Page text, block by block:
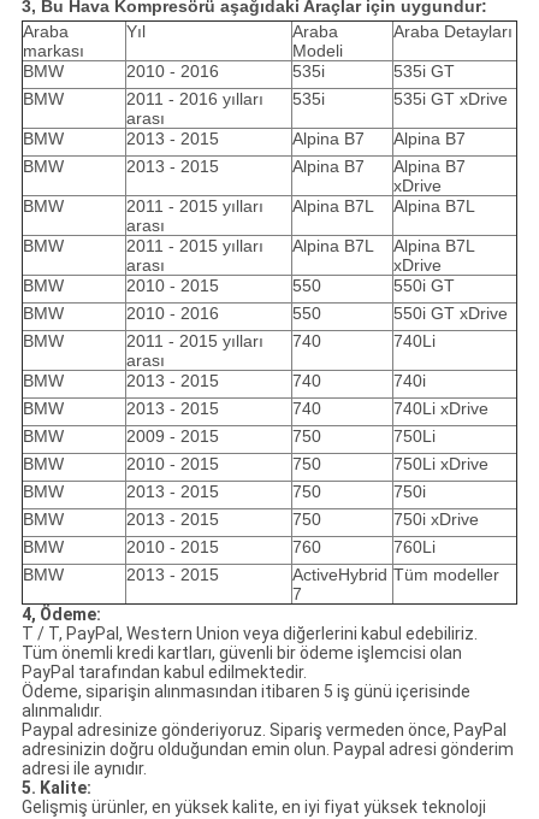
3, Bu Hava Kompresörü aşağıdaki Araçlar için uygundur:
Araba
markası
Yıl
Araba
Modeli
Araba Detayları
BMW 2010 - 2016 535i
535i GT
BMW
2011 - 2016 yılları
arası
535i 535i GT xDrive
BMW 2013 - 2015 Alpina B7
Alpina B7
BMW
2013 - 2015 Alpina B7
Alpina B7
xDrive
BMW
2011 - 2015 yılları
arası
Alpina B7L Alpina B7L
BMW
2011 - 2015 yılları
arası
Alpina B7L
Alpina B7L
xDrive
BMW
2010 - 2015 550
550i GT
BMW
2010 - 2016 550
550i GT xDrive
BMW
2011 - 2015 yılları
arası
740 740Li
BMW 2013 - 2015 740
740i
BMW
2013 - 2015 740
740Li xDrive
BMW
2009 - 2015 750
750Li
BMW
2010 - 2015 750
750Li xDrive
BMW
2013 - 2015 750
750i
BMW
2013 - 2015 750
750i xDrive
BMW
2010 - 2015 760
760Li
BMW
2013 - 2015
ActiveHybrid
7
Tüm modeller
4, Ödeme:
T / T, PayPal, Western Union veya diğerlerini kabul edebiliriz.
Tüm önemli kredi kartları, güvenli bir ödeme işlemcisi olan
PayPal tarafından kabul edilmektedir.
Ödeme, siparişin alınmasından itibaren 5 iş günü içerisinde
alınmalıdır.
Paypal adresinize gönderiyoruz. Sipariş vermeden önce, PayPal
adresinizin doğru olduğundan emin olun. Paypal adresi gönderim
adresi ile aynıdır.
5. Kalite:
Gelişmiş ürünler, en yüksek kalite, en iyi fiyat yüksek teknoloji